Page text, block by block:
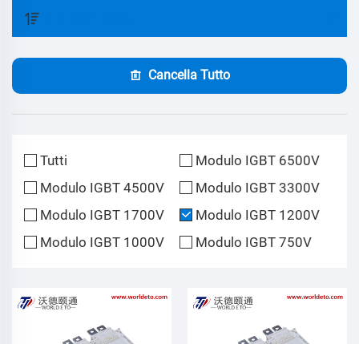
Cancella Tutto
Tutti
Modulo IGBT 6500V
Modulo IGBT 4500V
Modulo IGBT 3300V
Modulo IGBT 1700V
Modulo IGBT 1200V
Modulo IGBT 1000V
Modulo IGBT 750V